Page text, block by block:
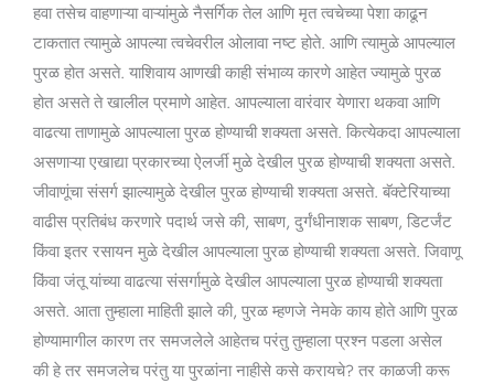
हवा तसेच वाहणाऱ्या वाऱ्यांमुळे नैसर्गिक तेल आणि मृत त्वचेच्या पेशा काढून
टाकतात त्यामुळे आपल्या त्वचेवरील ओलावा नष्ट होते. आणि त्यामुळे आपल्याल
पुरळ होत असते. याशिवाय आणखी काही संभाव्य कारणे आहेत ज्यामुळे पुरळ
होत असते ते खालील प्रमाणे आहेत. आपल्याला वारंवार येणारा थकवा आणि
वाढत्या ताणामुळे आपल्याला पुरळ होण्याची शक्यता असते. कित्येकदा आपल्याला
असणाऱ्या एखाद्या प्रकारच्या ऐलर्जी मुळे देखील पुरळ होण्याची शक्यता असते.
जीवाणूंचा संसर्ग झाल्यामुळे देखील पुरळ होण्याची शक्यता असते. बॅक्टेरियाच्या
वाढीस प्रतिबंध करणारे पदार्थ जसे की, साबण, दुर्गंधीनाशक साबण, डिटर्जंट
किंवा इतर रसायन मुळे देखील आपल्याला पुरळ होण्याची शक्यता असते. जिवाणू
किंवा जंतू यांच्या वाढत्या संसर्गामुळे देखील आपल्याला पुरळ होण्याची शक्यता
असते. आता तुम्हाला माहिती झाले की, पुरळ म्हणजे नेमके काय होते आणि पुरळ
होण्यामागील कारण तर समजलेले आहेतच परंतु तुम्हाला प्रश्न पडला असेल
की हे तर समजलेच परंतु या पुरळांना नाहीसे कसे करायचे? तर काळजी करू